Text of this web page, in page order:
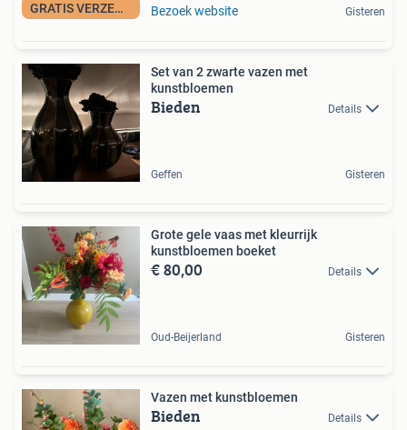
GRATIS VERZENDING Bezoek website Gisteren
Set van 2 zwarte vazen met
kunstbloemen
Bieden Details
Geffen Gisteren
Grote gele vaas met kleurrijk
kunstbloemen boeket
€ 80,00 Details
Oud-Beijerland Gisteren
Vazen met kunstbloemen
Bieden Details